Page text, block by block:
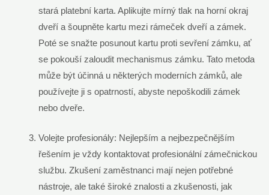
stará platební karta. Aplikujte mírný tlak na horní okraj
dveří a šoupněte kartu mezi rámeček dveří a zámek.
Poté se snažte posunout kartu proti sevření zámku, ať
se pokouší zaloudit mechanismus zámku. Tato metoda
může být účinná u některých moderních zámků, ale
používejte ji s opatrností, abyste nepoškodili zámek
nebo dveře.
Volejte profesionály: Nejlepším a nejbezpečnějším
řešením je vždy kontaktovat profesionální zámečnickou
službu. Zkušení zaměstnanci mají nejen potřebné
nástroje, ale také široké znalosti a zkušenosti, jak